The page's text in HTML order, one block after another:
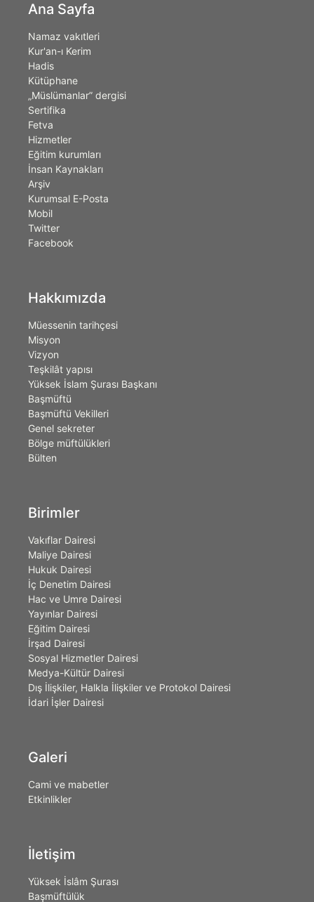
Ana Sayfa
Namaz vakıtleri
Kur'an-ı Kerim
Hadis
Kütüphane
„Müslümanlar” dergisi
Sertifika
Fetva
Hizmetler
Eğitim kurumları
İnsan Kaynakları
Arşiv
Kurumsal E-Posta
Mobil
Twitter
Facebook
Hakkımızda
Müessenin tarihçesi
Misyon
Vizyon
Teşkilât yapısı
Yüksek İslam Şurası Başkanı
Başmüftü
Başmüftü Vekilleri
Genel sekreter
Bölge müftülükleri
Bülten
Birimler
Vakıflar Dairesi
Maliye Dairesi
Hukuk Dairesi
İç Denetim Dairesi
Hac ve Umre Dairesi
Yayınlar Dairesi
Eğitim Dairesi
İrşad Dairesi
Sosyal Hizmetler Dairesi
Medya-Kültür Dairesi
Dış İlişkiler, Halkla İlişkiler ve Protokol Dairesi
İdari İşler Dairesi
Galeri
Cami ve mabetler
Etkinlikler
İletişim
Yüksek İslâm Şurası
Başmüftülük